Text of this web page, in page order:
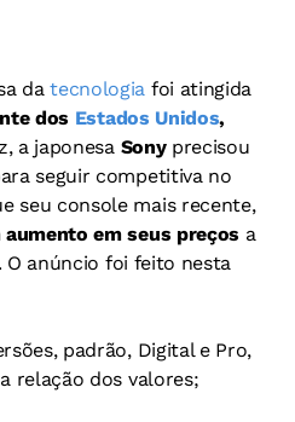
datecnologia foi atingida
dos Estados Unidos,
a japonesa Sony precisou
seguir competitiva no
seu console mais recente,
em seus preços a
anúncio foi feito nesta
padrão, Digital e Pro,
relação dos valores;